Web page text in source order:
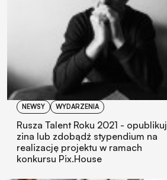
NEWSY WYDARZENIA
Rusza Talent Roku 2021 - opublikuj
zina lub zdobądź stypendium na
realizację projektu w ramach
konkursu Pix.House